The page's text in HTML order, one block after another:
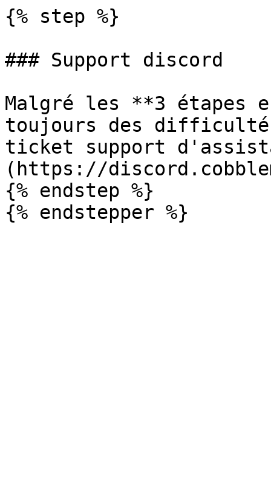
{% step %}
### Support discord
Malgré les **3 étapes
toujours des
ticket support
(https://
{% endstep %}